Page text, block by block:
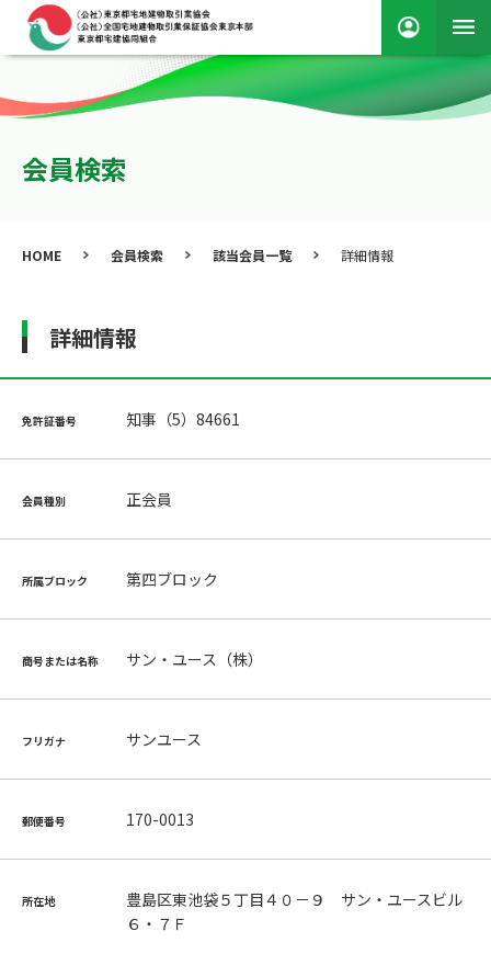
会員検索
HOME 会員検索 該当会員一覧 詳細情報
詳細情報
免許証番号 知事（5）84661
会員種別 正会員
所属ブロック 第四ブロック
商号または名称 サン・ユース（株）
フリガナ サンユース
郵便番号 170-0013
所在地
豊島区東池袋５丁目４０－９ サン・ユースビル
６・７Ｆ